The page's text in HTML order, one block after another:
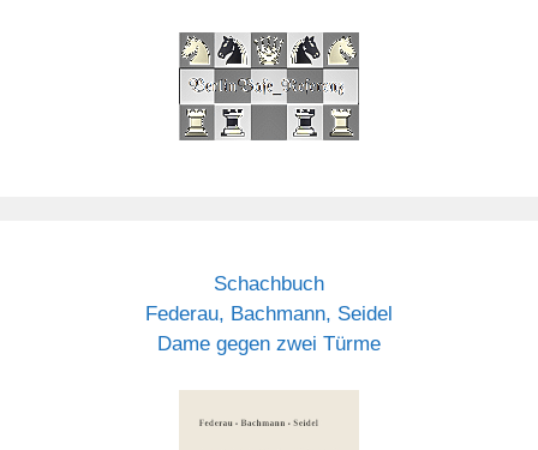
Schachbuch
Federau, Bachmann, Seidel
Dame gegen zwei Türme